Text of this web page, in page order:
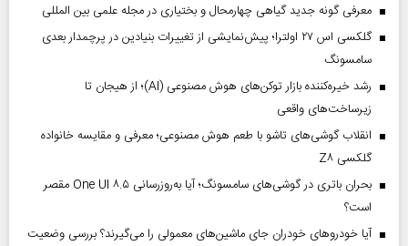
معرفی گونه جدید گیاهی چهارمحال و بختیاری در مجله علمی بین المللی
گلکسی اس ۲۷ اولترا؛ پیش‌نمایشی از تغییرات بنیادین در پرچمدار بعدی
سامسونگ
رشد خیره‌کننده بازار توکن‌های هوش مصنوعی (AI)؛ از هیجان تا
زیرساخت‌های واقعی
انقلاب گوشی‌های تاشو‌ با طعم هوش مصنوعی؛ معرفی و مقایسه خانواده
گلکسی Z۸
بحران باتری در گوشی‌های سامسونگ؛ آیا به‌روزرسانی One UI ۸.۵ مقصر
است؟
آیا خودروهای خودران جای ماشین‌های معمولی را می‌گیرند؟ بررسی وضعیت